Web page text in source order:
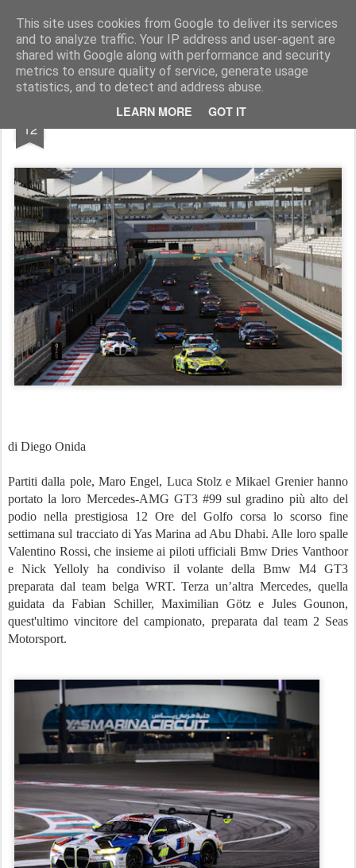
This site uses cookies from Google to deliver its services
and to analyze traffic. Your IP address and user-agent are
shared with Google along with performance and security
metrics to ensure quality of service, generate usage
statistics, and to detect and address abuse.
LEARN MORE GOT IT
AutoMotoCorse. Motorsport Random News 280912
12 Alla Mercedes la 12 Ore del Golfo.
di Diego Onida
Partiti dalla pole, Maro Engel, Luca Stolz e Mikael Grenier hanno
portato la loro Mercedes-AMG GT3 #99 sul gradino più alto del
podio nella prestigiosa 12 Ore del Golfo corsa lo scorso fine
settimana sul tracciato di Yas Marina ad Abu Dhabi. Alle loro spalle
Valentino Rossi, che insieme ai piloti ufficiali Bmw Dries Vanthoor
e Nick Yelloly ha condiviso il volante della Bmw M4 GT3
preparata dal team belga WRT. Terza un’altra Mercedes, quella
guidata da Fabian Schiller, Maximilian Götz e Jules Gounon,
quest'ultimo vincitore del campionato, preparata dal team 2 Seas
Motorsport.